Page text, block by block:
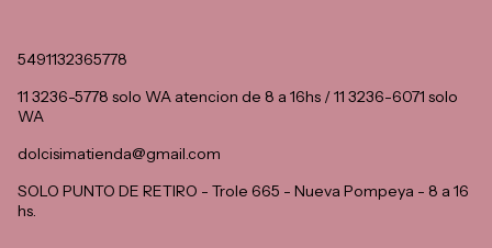
5491132365778
11 3236-5778 solo WA atencion de 8 a 16hs / 11 3236-6071 solo
WA
dolcisimatienda@gmail.com
SOLO PUNTO DE RETIRO - Trole 665 - Nueva Pompeya - 8 a 16
hs.